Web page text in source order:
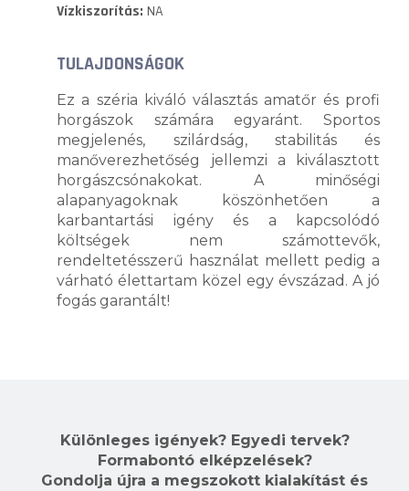
Vízkiszorítás: NA
TULAJDONSÁGOK
Ez a széria kiváló választás amatőr és profi
horgászok számára egyaránt. Sportos
megjelenés, szilárdság, stabilitás és
manőverezhetőség jellemzi a kiválasztott
horgászcsónakokat. A minőségi
alapanyagoknak köszönhetően a
karbantartási igény és a kapcsolódó
költségek nem számottevők,
rendeltetésszerű használat mellett pedig a
várható élettartam közel egy évszázad. A jó
fogás garantált!
Különleges igények? Egyedi tervek?
Formabontó elképzelések?
Gondolja újra a megszokott kialakítást és